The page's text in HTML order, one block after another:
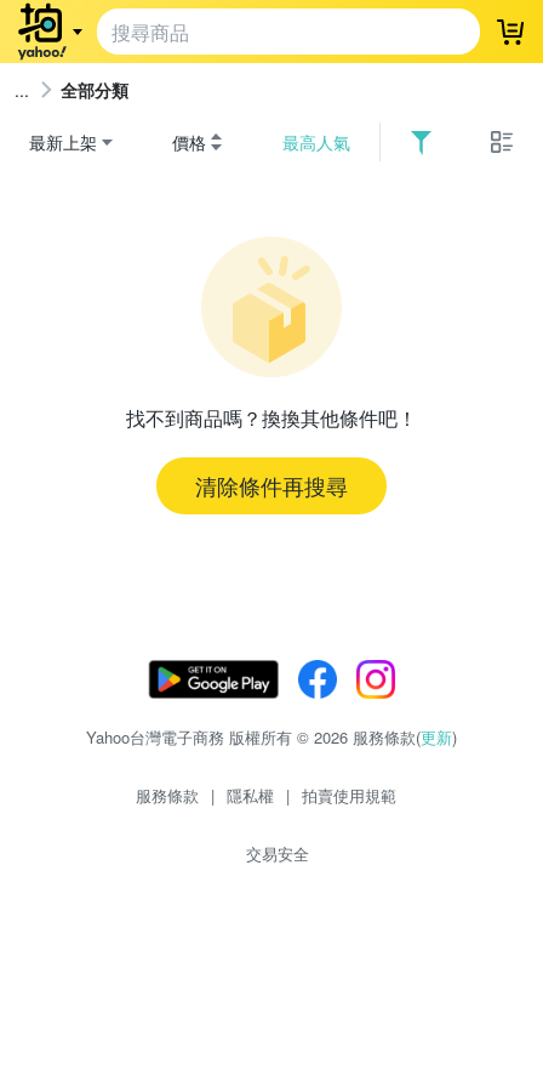
登
全部分類
最新上架 價格 最高人氣
找不到商品嗎？換換其他條件吧！
清除條件再搜尋
Yahoo台灣電子商務 版權所有 © 2026 服務條款(更新)
服務條款 | 隱私權 | 拍賣使用規範
交易安全